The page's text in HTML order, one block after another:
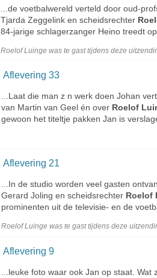
...de voetbalwereld verteld door oud-
Tjarda Zeggelink en scheidsrechter
84-jarige schlagerzanger Heino treedt
Roelof Luinge was te gasttijdens deze
Aflevering 33
...Laat die man z n werk doen Johan
van Martin van Geel én over Roelof
gewoon het titeltje pakken Jan is
Aflevering 21
...In de studio worden veel gasten
Gerard Joling en scheidsrechter Roelof
prominenten uit de televisie- en de
Roelof Luinge was te gasttijdens deze
Aflevering 9
...leuke foto waar ook Jan op staat.